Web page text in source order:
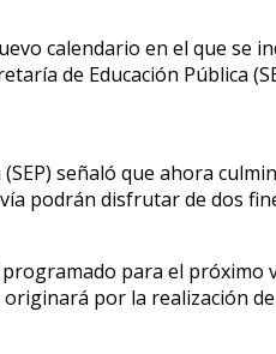
calendario en el que se
de Educación Pública
señaló que ahora
podrán disfrutar de dos
para el próximo
por la realización